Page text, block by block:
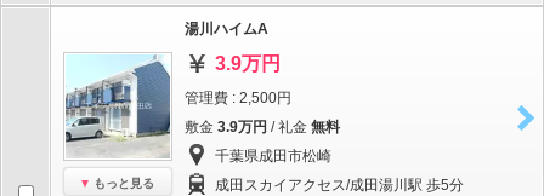
もっと見る
湯川ハイムA
3.9万円
管理費 : 2,500円
敷金 3.9万円 / 礼金 無料
千葉県成田市松崎
成田スカイアクセス/成田湯川駅 歩5分